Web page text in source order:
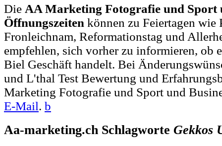
Die AA Marketing Fotografie und Sport
Öffnungszeiten können zu Feiertagen wie
Fronleichnam, Reformationstag und
empfehlen, sich vorher zu informieren, ob
Biel Geschäft handelt. Bei
und L'thal Test Bewertung und
Marketing Fotografie und Sport und
E-Mail. b
Aa-marketing.ch Schlagworte Gekkos